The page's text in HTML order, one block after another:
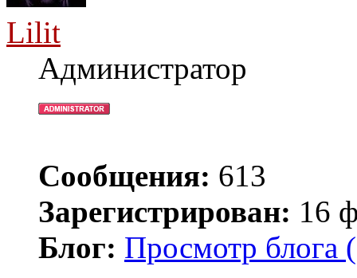
Lilit
Администратор
Сообщения: 613
Зарегистрирован: 16
Блог: Просмотр блога